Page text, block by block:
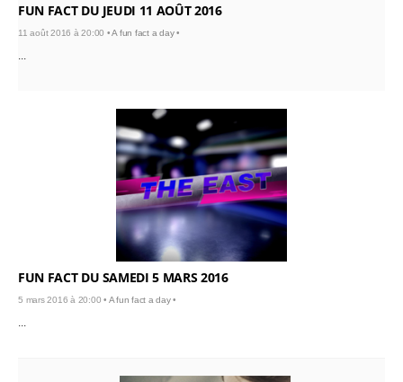
FUN FACT DU JEUDI 11 AOÛT 2016
11 août 2016 à 20:00 •A fun fact a day•
FUN FACT DU SAMEDI 5 MARS 2016
5 mars 2016 à 20:00 • A fun fact a day•